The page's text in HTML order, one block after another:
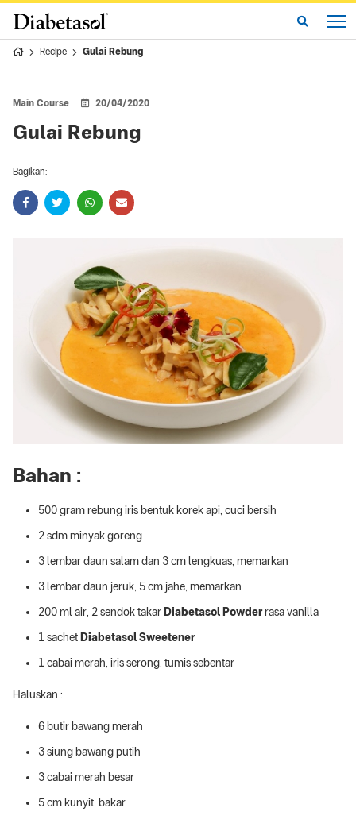
Recipe Gulai Rebung
Main Course 20/04/2020
Gulai Rebung
Bagikan:
Bahan :
500 gram rebung iris bentuk korek api, cuci bersih
2 sdm minyak goreng
3 lembar daun salam dan 3 cm lengkuas, memarkan
3 lembar daun jeruk, 5 cm jahe, memarkan
200 ml air, 2 sendok takar Diabetasol Powderrasa vanilla
1 sachet Diabetasol Sweetener
1 cabai merah, iris serong, tumis sebentar
Haluskan :
6 butir bawang merah
3 siung bawang putih
3 cabai merah besar
5 cm kunyit, bakar